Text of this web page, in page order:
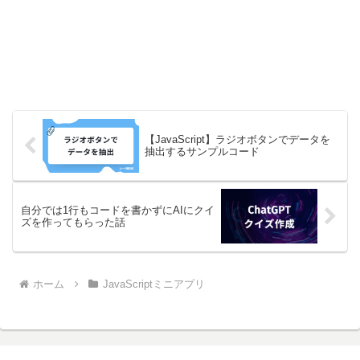
【JavaScript】ラジオボタンでデータを
抽出するサンプルコード
自分では1行もコードを書かずにAIにクイ
ズを作ってもらった話
ホーム JavaScriptミニアプリ